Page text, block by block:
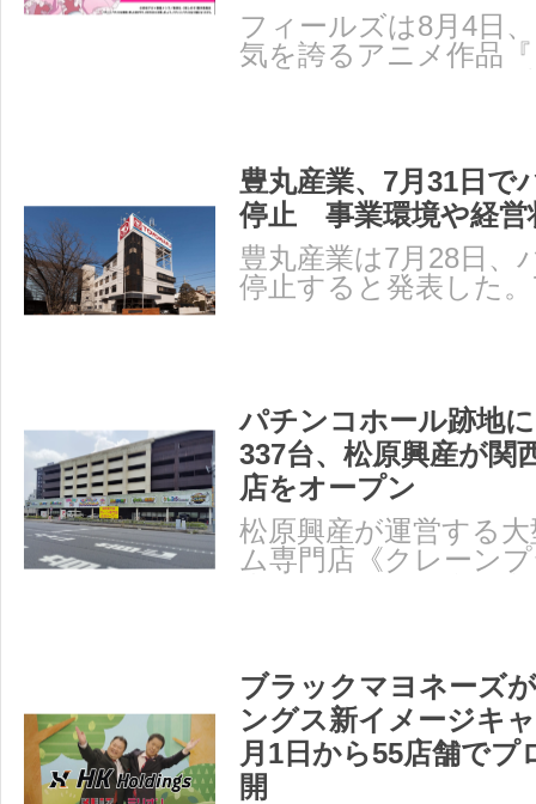
フィールズは8月4日
気を誇るアニメ作品
豊丸産業、7月31日で
停止 事業環境や経営
豊丸産業は7月28日、
停止すると発表した
パチンコホール跡地
337台、松原興産が関
店をオープン
松原興産が運営する
ム専門店《クレーン
ブラックマヨネーズ
ングス新イメージキ
月1日から55店舗でプ
開